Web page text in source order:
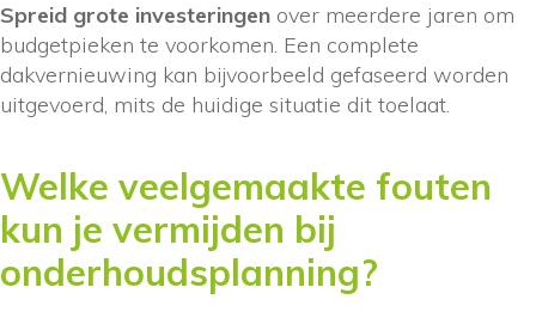
Spreid grote investeringen over meerdere jaren om
budgetpieken te voorkomen. Een complete
dakvernieuwing kan bijvoorbeeld gefaseerd worden
uitgevoerd, mits de huidige situatie dit toelaat.
Welke veelgemaakte fouten
kun je vermijden bij
onderhoudsplanning?